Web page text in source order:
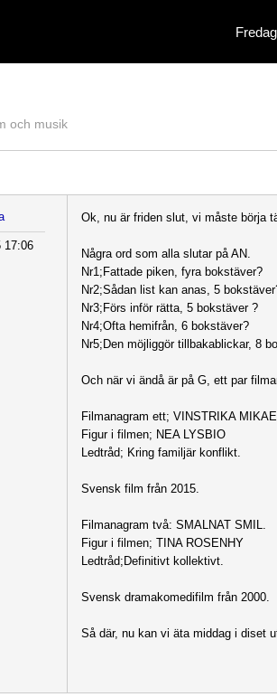
och musik
17:06
Ok, nu är friden slut, vi måste börja
Några ord som alla slutar på AN.
Nr1;Fattade piken, fyra bokstäver?
Nr2;Sådan list kan anas, 5
Nr3;Förs inför rätta, 5 bokstäver ?
Nr4;Ofta hemifrån, 6 bokstäver?
Nr5;Den möjliggör tillbakablickar, 8
Och när vi ändå är på G, ett par
Filmanagram ett; VINSTRIKA
Figur i filmen; NEA LYSBIO
Ledtråd; Kring familjär konflikt.
Svensk film från 2015.
Filmanagram två: SMALNAT SMIL.
Figur i filmen; TINA ROSENHY
Ledtråd;Definitivt kollektivt.
Svensk dramakomedifilm från 2000.
Så där, nu kan vi äta middag i diset